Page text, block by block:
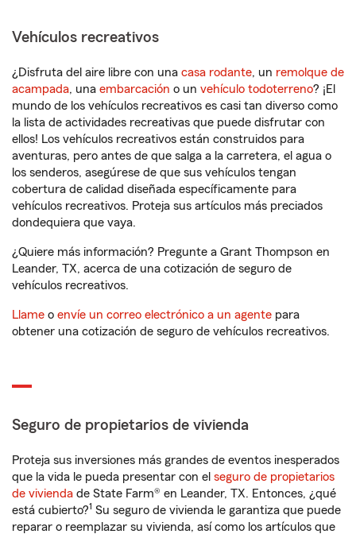
Vehículos recreativos
¿Disfruta del aire libre con una casa rodante, un remolque de
acampada, una embarcación o un vehículo todoterreno? ¡El
mundo de los vehículos recreativos es casi tan diverso como
la lista de actividades recreativas que puede disfrutar con
ellos! Los vehículos recreativos están construidos para
aventuras, pero antes de que salga a la carretera, el agua o
los senderos, asegúrese de que sus vehículos tengan
cobertura de calidad diseñada específicamente para
vehículos recreativos. Proteja sus artículos más preciados
dondequiera que vaya.
¿Quiere más información? Pregunte a Grant Thompson en
Leander, TX, acerca de una cotización de seguro de
vehículos recreativos.
Llame o envíe un correo electrónico a un agente para
obtener una cotización de seguro de vehículos recreativos.
Seguro de propietarios de vivienda
Proteja sus inversiones más grandes de eventos inesperados
que la vida le pueda presentar con el seguro de propietarios
de vivienda de State Farm® en Leander, TX. Entonces, ¿qué
está cubierto?1 Su seguro de vivienda le garantiza que puede
reparar o reemplazar su vivienda, así como los artículos que